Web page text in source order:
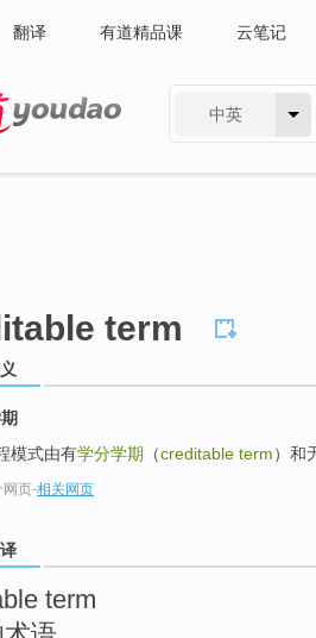
翻译 有道精品课 云笔记
中英
term
模式由有学分学期 （creditable term）和
网页-相关网页
term